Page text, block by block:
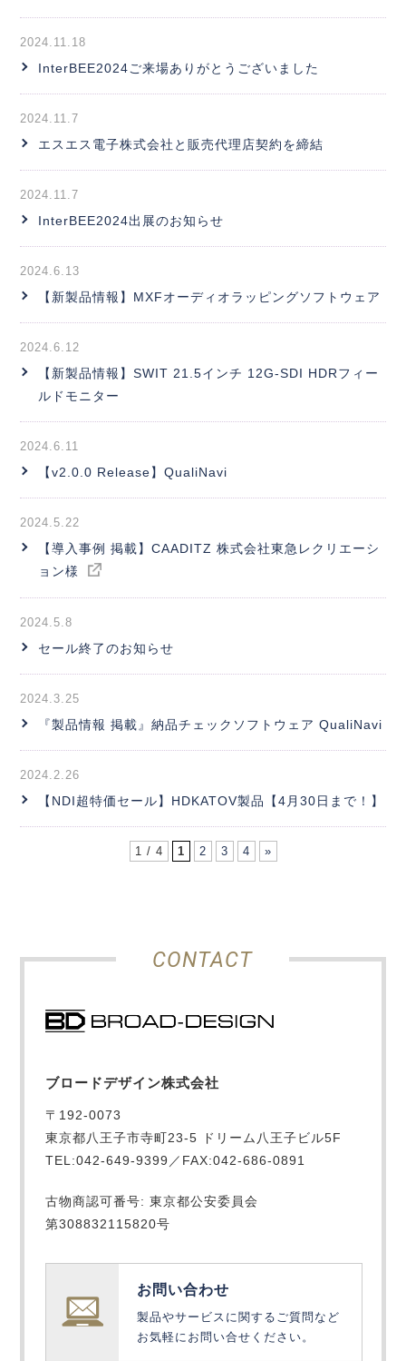
2024.11.18
InterBEE2024ご来場ありがとうございました
2024.11.7
エスエス電子株式会社と販売代理店契約を締結
2024.11.7
InterBEE2024出展のお知らせ
2024.6.13
【新製品情報】MXFオーディオラッピングソフトウェア
2024.6.12
【新製品情報】SWIT 21.5インチ 12G-SDI HDRフィー
ルドモニター
2024.6.11
【v2.0.0 Release】QualiNavi
2024.5.22
【導入事例 掲載】CAADITZ 株式会社東急レクリエーシ
ョン様
2024.5.8
セール終了のお知らせ
2024.3.25
『製品情報 掲載』納品チェックソフトウェア QualiNavi
2024.2.26
【NDI超特価セール】HDKATOV製品【4月30日まで！】
1 / 4 1 2 3 4 »
CONTACT
ブロードデザイン株式会社
〒192-0073
東京都八王子市寺町23-5 ドリーム八王子ビル5F
TEL:042-649-9399／FAX:042-686-0891
古物商認可番号: 東京都公安委員会
第308832115820号
お問い合わせ
製品やサービスに関するご質問など
お気軽にお問い合せください。